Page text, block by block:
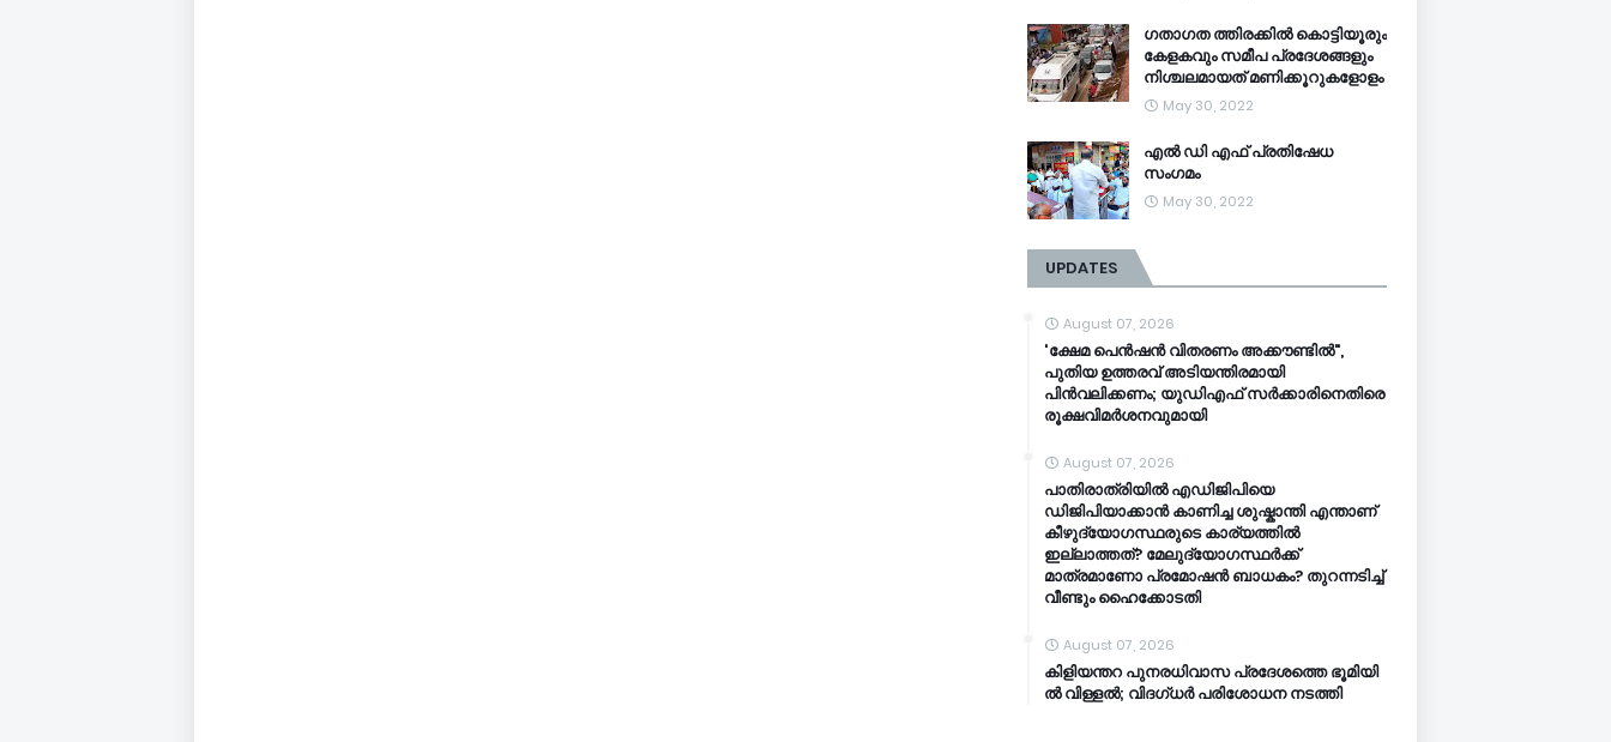
ഗതാഗത ത്തിരക്കിൽ കൊട്ടിയൂരും
കേളകവും സമീപ പ്രദേശങ്ങളും
നിശ്ചലമായത് മണിക്കൂറുകളോളം
May 30, 2022
എൽ ഡി എഫ് പ്രതിഷേധ
സംഗമം
May 30, 2022
UPDATES
August 07, 2026
'ക്ഷേമ പെൻഷൻ വിതരണം അക്കൗണ്ടിൽ",
പുതിയ ഉത്തരവ് അടിയന്തിരമായി
പിൻവലിക്കണം; യുഡിഎഫ് സർക്കാരിനെതിരെ
രൂക്ഷവിമർശനവുമായി
August 07, 2026
പാതിരാത്രിയിൽ എഡിജിപിയെ
ഡിജിപിയാക്കാൻ കാണിച്ച ശുഷ്കാന്തി എന്താണ്
കീഴുദ്യോഗസ്ഥരുടെ കാര്യത്തിൽ
ഇല്ലാത്തത്? മേലുദ്യോഗസ്ഥർക്ക്
മാത്രമാണോ പ്രമോഷൻ ബാധകം? തുറന്നടിച്ച്
വീണ്ടും ഹൈക്കോടതി
August 07, 2026
കി​ളി​യ​ന്ത​റ പു​ന​ര​ധി​വാ​സ പ്രദേശത്തെ ഭൂ​മി​യി​
ൽ വി​ള്ള​ൽ; വി​ദ​ഗ്ധ​ർ പ​രി​ശോ​ധ​ന ന​ട​ത്തി